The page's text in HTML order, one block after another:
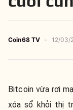
Coin68 TV - 12/03/
Bitcoin vừa rơi
xóa sổ khỏi thị